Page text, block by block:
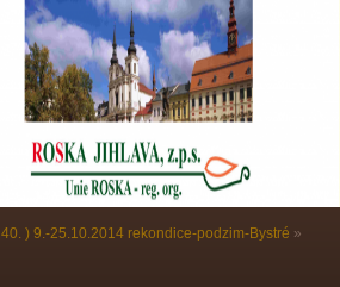
40. ) 9.-25.10.2014 rekondice-podzim-Bystré »